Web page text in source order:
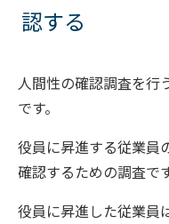
認する
人間性の確認調査を行
です。
役員に昇進する従業員
確認するための調査です
役員に昇進した従業員